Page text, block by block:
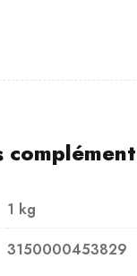
1 kg
3150000453829